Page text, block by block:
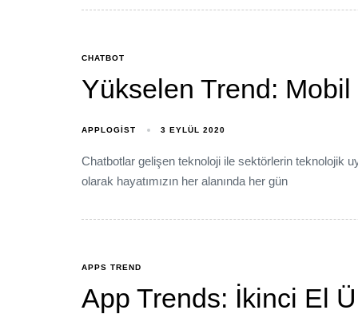
CHATBOT
Yükselen Trend:
APPLOGIST 3 EYLÜL 2020
Chatbotlar gelişen teknoloji ile sektörlerin teknolojik
olarak hayatımızın her alanında her gün
APPS TREND
App Trends: İkinci El